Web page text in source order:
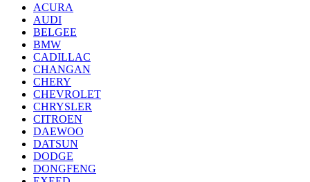
ACURA
AUDI
BELGEE
BMW
CADILLAC
CHANGAN
CHERY
CHEVROLET
CHRYSLER
CITROEN
DAEWOO
DATSUN
DODGE
DONGFENG